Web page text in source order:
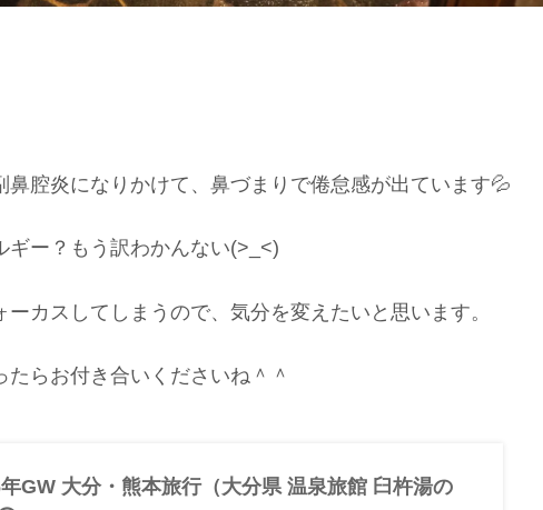
鼻腔炎になりかけて、鼻づまりで倦怠感が出ています💦
ギー？もう訳わかんない(>_<)
カスしてしまうので、気分を変えたいと思います。
らお付き合いくださいね＾＾
GW 大分・熊本旅行（大分県 温泉旅館 臼杵湯の